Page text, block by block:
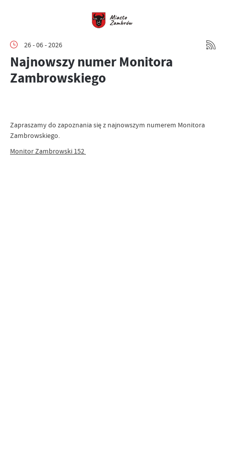
26 - 06 - 2026
Najnowszy numer Monitora
Zambrowskiego
Zapraszamy do zapoznania się z najnowszym numerem Monitora
Zambrowskiego.
Monitor Zambrowski 152